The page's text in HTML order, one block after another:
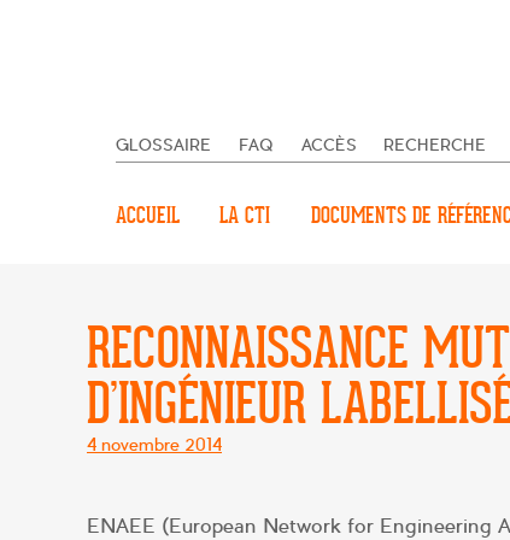
GLOSSAIRE FAQ ACCÈS RECHERCHE
ACCUEIL LA CTI DOCUMENTS DE
RECONNAISSANCE
D’INGÉNIEUR
Posté
4 novembre 2014
ENAEE (European Network for Engineering